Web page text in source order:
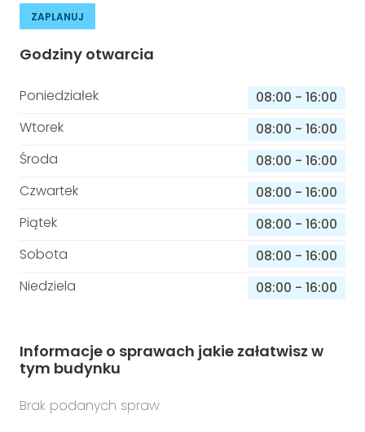
ZAPLANUJ
Godziny otwarcia
Poniedziałek 08:00 - 16:00
Wtorek
08:00 - 16:00
Środa
08:00 - 16:00
Czwartek
08:00 - 16:00
Piątek
08:00 - 16:00
Sobota
08:00 - 16:00
Niedziela
08:00 - 16:00
Informacje o sprawach jakie załatwisz w
tym budynku
Brak podanych spraw